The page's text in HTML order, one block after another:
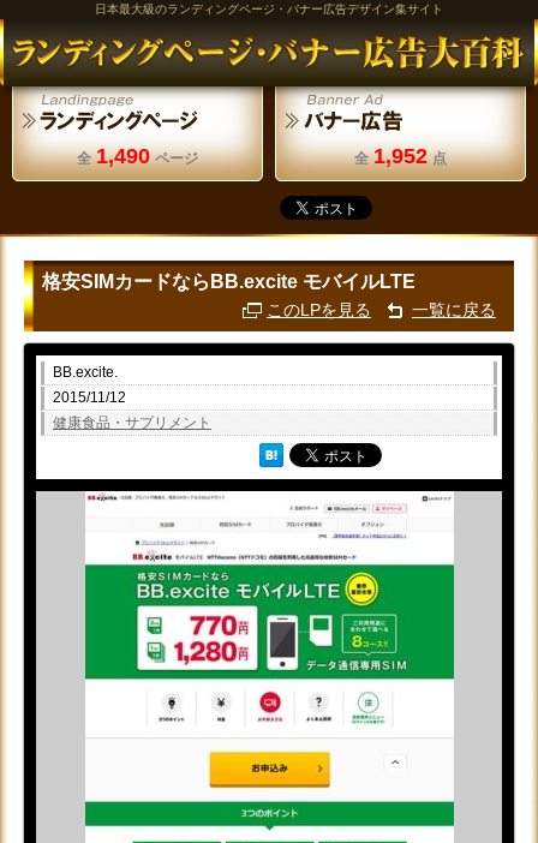
日本最大級のランディングページ・バナー広告デザイン集サイト
全 1,490 ページ 全 1,952 点
格安SIMカードならBB.excite モバイルLTE
このLPを見る 一覧に戻る
BB.excite.
2015/11/12
健康食品・サプリメント